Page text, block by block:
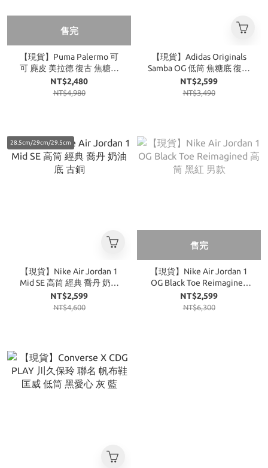
售完
【現貨】Puma Palermo 可
可 麂皮 美拉德 復古 焦糖底
金標 焦糖餅乾
NT$2,480
NT$4,980
【現貨】Adidas Originals
Samba OG 低筒 焦糖底 復古
經典 板鞋 綠
NT$2,599
NT$3,490
28.5cm/29cm/29.5cm
【現貨】Nike Air Jordan 1
Mid SE 高筒 經典 喬丹 奶油
底 古銅
NT$2,599
NT$4,600
售完
【現貨】Nike Air Jordan 1
OG Black Toe Reimagined
高筒 黑紅 男款
NT$2,599
NT$6,300